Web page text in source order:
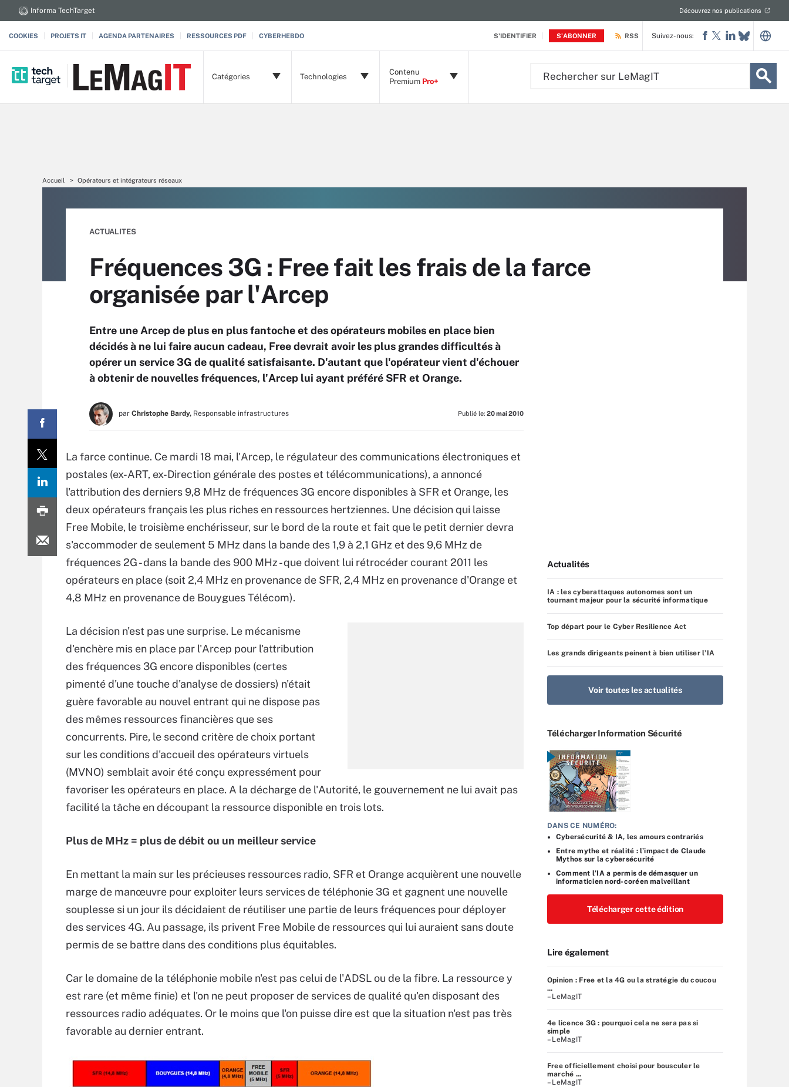
S'IDENTIFIER S'ABONNER
Informa TechTarget Découvrez nos publications
COOKIES PROJETS IT AGENDA PARTENAIRES RESSOURCES PDF CYBERHEBDO RSS
Catégories Technologies
Contenu
Premium Pro+
Suivez-nous:
Accueil Opérateurs et intégrateurs réseaux
ACTUALITES
Fréquences 3G : Free fait les frais de la farce
organisée par l'Arcep
Entre une Arcep de plus en plus fantoche et des opérateurs mobiles en place bien
décidés à ne lui faire aucun cadeau, Free devrait avoir les plus grandes difficultés à
opérer un service 3G de qualité satisfaisante. D'autant que l'opérateur vient d'échouer
à obtenir de nouvelles fréquences, l'Arcep lui ayant préféré SFR et Orange.
par Christophe Bardy, Responsable infrastructures Publié le: 20 mai 2010
La farce continue. Ce mardi 18 mai, l'Arcep, le régulateur des communications électroniques et
postales (ex-ART, ex-Direction générale des postes et télécommunications), a annoncé
l'attribution des derniers 9,8 MHz de fréquences 3G encore disponibles à SFR et Orange, les
deux opérateurs français les plus riches en ressources hertziennes. Une décision qui laisse
Free Mobile, le troisième enchérisseur, sur le bord de la route et fait que le petit dernier devra
s'accommoder de seulement 5 MHz dans la bande des 1,9 à 2,1 GHz et des 9,6 MHz de
fréquences 2G - dans la bande des 900 MHz - que doivent lui rétrocéder courant 2011 les
opérateurs en place (soit 2,4 MHz en provenance de SFR, 2,4 MHz en provenance d'Orange et
4,8 MHz en provenance de Bouygues Télécom).
La décision n'est pas une surprise. Le mécanisme
d'enchère mis en place par l'Arcep pour l'attribution
des fréquences 3G encore disponibles (certes
pimenté d'une touche d'analyse de dossiers) n'était
guère favorable au nouvel entrant qui ne dispose pas
des mêmes ressources financières que ses
concurrents. Pire, le second critère de choix portant
sur les conditions d'accueil des opérateurs virtuels
(MVNO) semblait avoir été conçu expressément pour
favoriser les opérateurs en place. A la décharge de l'Autorité, le gouvernement ne lui avait pas
facilité la tâche en découpant la ressource disponible en trois lots.
Plus de MHz = plus de débit ou un meilleur service
En mettant la main sur les précieuses ressources radio, SFR et Orange acquièrent une nouvelle
marge de manœuvre pour exploiter leurs services de téléphonie 3G et gagnent une nouvelle
souplesse si un jour ils décidaient de réutiliser une partie de leurs fréquences pour déployer
des services 4G. Au passage, ils privent Free Mobile de ressources qui lui auraient sans doute
permis de se battre dans des conditions plus équitables.
Car le domaine de la téléphonie mobile n'est pas celui de l'ADSL ou de la fibre. La ressource y
est rare (et même finie) et l'on ne peut proposer de services de qualité qu'en disposant des
ressources radio adéquates. Or le moins que l'on puisse dire est que la situation n'est pas très
favorable au dernier entrant.
Actualités
IA : les cyberattaques autonomes sont un
tournant majeur pour la sécurité informatique
Top départ pour le Cyber Resilience Act
Les grands dirigeants peinent à bien utiliser l’IA
Voir toutes les actualités
Télécharger Information Sécurité
DANS CE NUMÉRO:
Cybersécurité & IA, les amours contrariés
Entre mythe et réalité : l’impact de Claude
Mythos sur la cybersécurité
Comment l’IA a permis de démasquer un
informaticien nord-coréen malveillant
Télécharger cette édition
Lire également
Opinion : Free et la 4G ou la stratégie du coucou
...
– LeMagIT
4e licence 3G : pourquoi cela ne sera pas si
simple
– LeMagIT
Free officiellement choisi pour bousculer le
marché ...
– LeMagIT